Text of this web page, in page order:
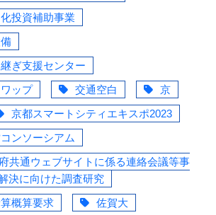
投資補助事業
ぎ支援センター
ップ
交通空白
京
京都スマートシティエキスポ2023
ンソーシアム
共通ウェブサイトに係る連絡会議等事
決に向けた調査研究
概算要求
佐賀大